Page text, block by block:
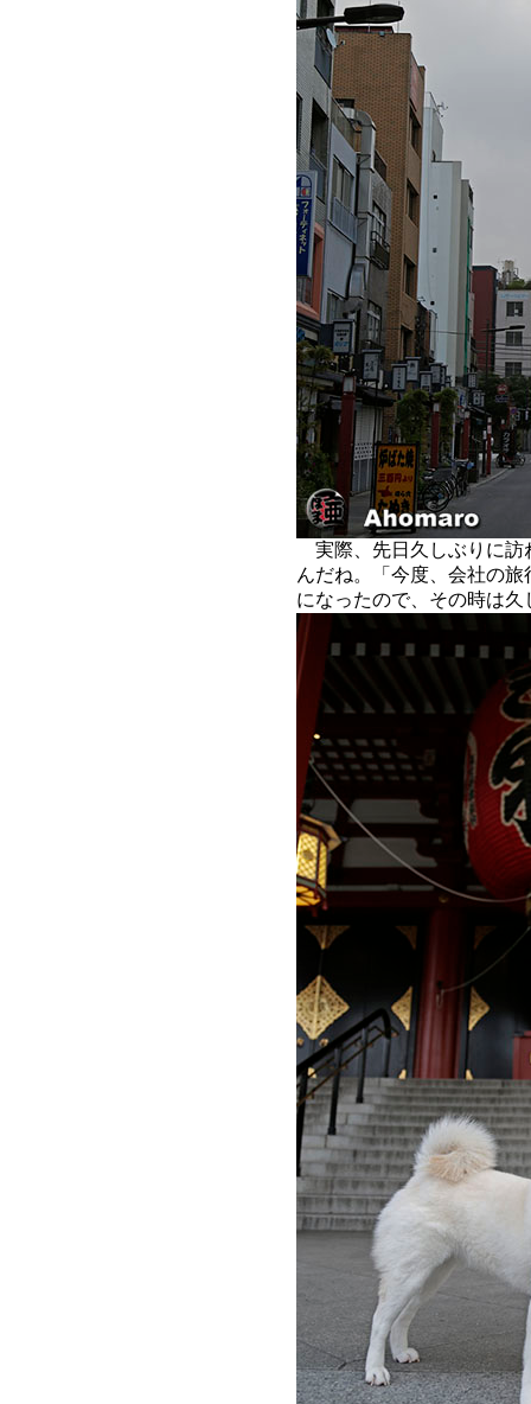
実際、先日久しぶりに訪
んだね。「今度、会社の
になったので、その時は